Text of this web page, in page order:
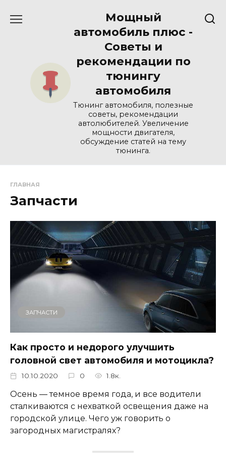
Мощный
автомобиль плюс -
Советы и
рекомендации по
тюнингу
автомобиля
Тюнинг автомобиля, полезные
советы, рекомендации
автолюбителей. Увеличение
мощности двигателя,
обсуждение статей на тему
тюнинга.
ГЛАВНАЯ
Запчасти
ЗАПЧАСТИ
Как просто и недорого улучшить
головной свет автомобиля и мотоцикла?
10.10.2020 0 1.8к.
Осень — темное время года, и все водители
сталкиваются с нехваткой освещения даже на
городской улице. Чего уж говорить о
загородных магистралях?